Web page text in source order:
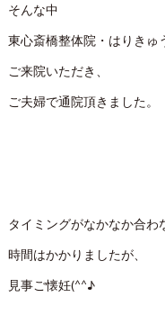
そんな中
東心斎橋整体院・はりきゅ
ご来院いただき、
ご夫婦で通院頂きました。
タイミングがなかなか合わ
時間はかかりましたが、
見事ご懐妊(^^♪